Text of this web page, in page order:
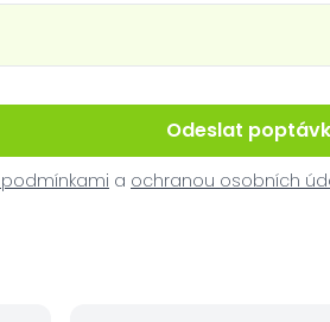
Odeslat
a ochranou osobních